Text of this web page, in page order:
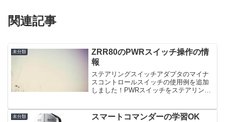
関連記事
未分類
ZRR80のPWRスイッチ操作の情
報
ステアリングスイッチアダプタのマイナ
スコントロールスイッチの使用例を追加
しました！PWRスイッチをステアリング
で出来るようになります。参考にしてみ
未分類 スマートコマンダーの学習OK